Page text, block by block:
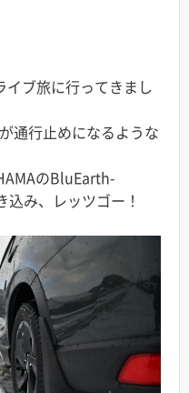
ブ旅に行ってきまし
通行止めになるような
のBluEarth-
み、レッツゴー！